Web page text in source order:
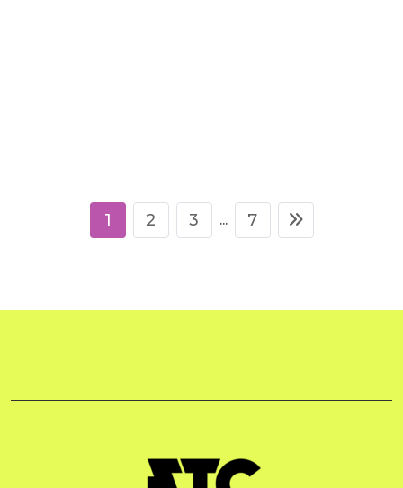
1 2 3 ... 7